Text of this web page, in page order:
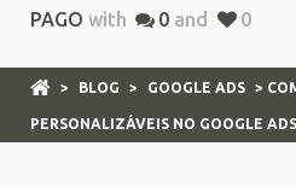
PAGO with 0 and 0
> BLOG > GOOGLE ADS >
PERSONALIZÁVEIS NO GOOGLE ADS